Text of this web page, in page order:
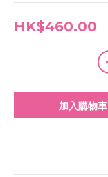
HK$460.00
加入購物車